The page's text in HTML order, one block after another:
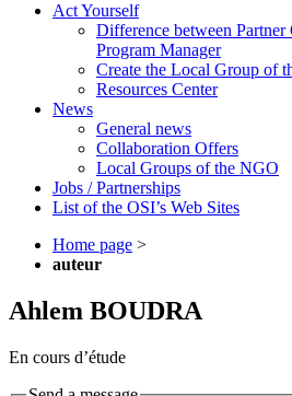
Act Yourself
Difference between
Program Manager
Create the Local Group of
Resources Center
News
General news
Collaboration Offers
Local Groups of the NGO
Jobs / Partnerships
List of the OSI’s Web Sites
Home page >
auteur
Ahlem BOUDRA
En cours d’étude